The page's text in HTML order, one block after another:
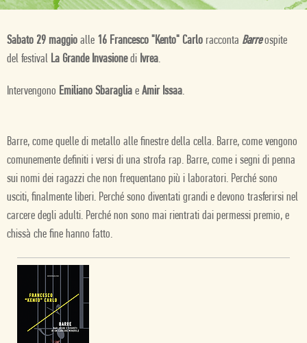
Sabato 29 maggio alle 16 Francesco "Kento" Carlo racconta Barreospite
del festival La Grande Invasionedi Ivrea.
Intervengono Emiliano Sbaraglia e Amir Issaa.
Barre, come quelle di metallo alle finestre della cella. Barre, come vengono
comunemente definiti i versi di una strofa rap. Barre, come i segni di penna
sui nomi dei ragazzi che non frequentano più i laboratori. Perché sono
usciti, finalmente liberi. Perché sono diventati grandi e devono trasferirsi nel
carcere degli adulti. Perché non sono mai rientrati dai permessi premio, e
chissà che fine hanno fatto.